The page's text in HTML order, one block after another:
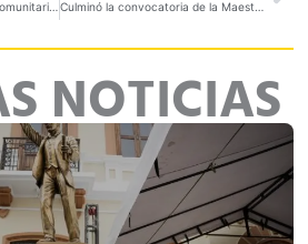
NOTICIAS